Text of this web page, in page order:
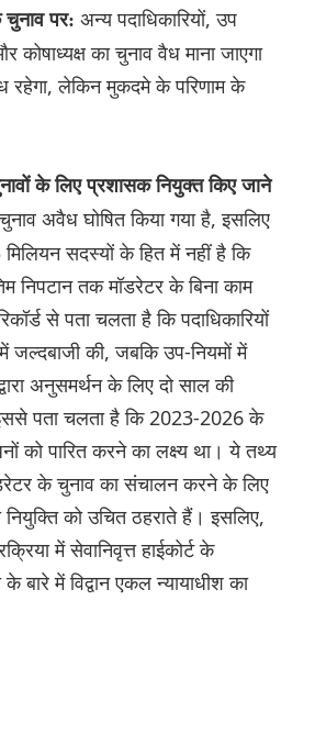
चुनाव पर: अन्य पदाधिकारियों, उप
कोषाध्यक्ष का चुनाव वैध माना जाएगा
लेकिन मुकदमे के परिणाम के
के लिए प्रशासक नियुक्त किए जाने
अवैध घोषित किया गया है, इसलिए
सदस्यों के हित में नहीं है कि
निपटान तक मॉडरेटर के बिना काम
से पता चलता है कि पदाधिकारियों
जल्दबाजी की, जबकि उप-नियमों में
अनुसमर्थन के लिए दो साल की
पता चलता है कि 2023-2026 के
को पारित करने का लक्ष्य था। ये तथ्य
के चुनाव का संचालन करने के लिए
नियुक्ति को उचित ठहराते हैं। इसलिए,
में सेवानिवृत्त हाईकोर्ट के
के बारे में विद्वान एकल न्यायाधीश का